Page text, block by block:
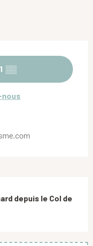
▒▒
depuis le Col de